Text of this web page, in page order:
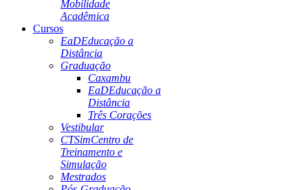
Mobilidade
Acadêmica
Cursos
EaDEducação a
Distância
Graduação
Caxambu
EaDEducação a
Distância
Três Corações
Vestibular
CTSimCentro de
Treinamento e
Simulação
Mestrados